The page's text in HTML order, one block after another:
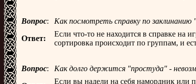
Вопрос: Как посмотреть справку по
Ответ:
Если что-то не находится в справке на
сортировка происходит по группам, и
Вопрос: Как долго держится "простуда" -
Если вы надели на себя намордник или